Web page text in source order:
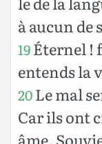
à aucun de
19Éternel !
entends la
20Le mal
Car ils ont
âme.